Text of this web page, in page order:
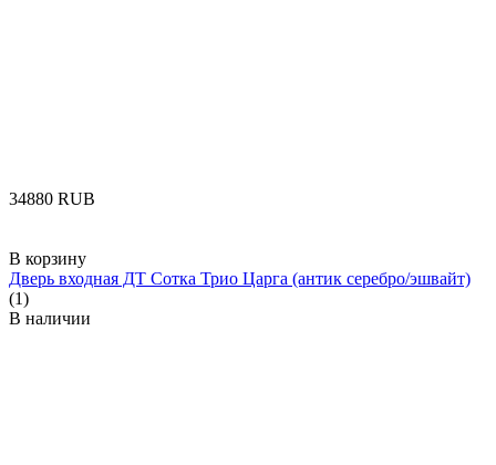
‍34880‍ RUB
В корзину
Дверь входная ДТ Сотка Трио Царга (антик серебро/эшвайт)
(1)
В наличии